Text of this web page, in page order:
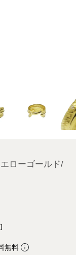
ローゴールド/
無料